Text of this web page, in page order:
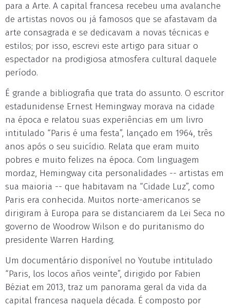
para a Arte. A capital francesa recebeu uma avalanche
de artistas novos ou já famosos que se afastavam da
arte consagrada e se dedicavam a novas técnicas e
estilos; por isso, escrevi este artigo para situar o
espectador na prodigiosa atmosfera cultural daquele
período.
É grande a bibliografia que trata do assunto. O escritor
estadunidense Ernest Hemingway morava na cidade
na época e relatou suas experiências em um livro
intitulado “Paris é uma festa”, lançado em 1964, três
anos após o seu suicídio. Relata que eram muito
pobres e muito felizes na época. Com linguagem
mordaz, Hemingway cita personalidades -- artistas em
sua maioria -- que habitavam na “Cidade Luz”, como
Paris era conhecida. Muitos norte-americanos se
dirigiram à Europa para se distanciarem da Lei Seca no
governo de Woodrow Wilson e do puritanismo do
presidente Warren Harding.
Um documentário disponível no Youtube intitulado
“Paris, los locos años veinte”, dirigido por Fabien
Béziat em 2013, traz um panorama geral da vida da
capital francesa naquela década. É composto por